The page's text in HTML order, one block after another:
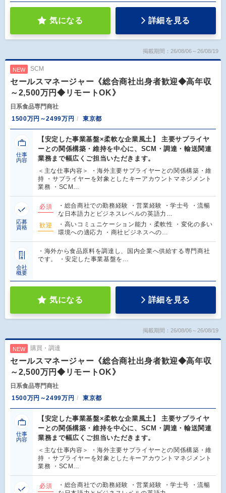
気になる 詳細を見る
掲載期間：26/08/06～26/08/19
NEW SCM
セールスマネージャー《総合商社出身者歓迎◆高年収
～2,500万円◆リモートOK》
日系食品専門商社
1500万円～2499万円
東京都
仕事
内容
【安定した事業基盤×柔軟な企業風土】 主要サプライヤ
ーとの関係構築・維持を中心に、SCM・調達・輸送関連
業務まで幅広くご担当いただきます。
＜主な仕事内容＞ ・海外主要サプライヤーとの関係構築・維
持 ・サプライヤーを対象としたキーアカウントマネジメント
業務 ・SCM…
応募
資格
必須
・総合商社での勤務経験 ・営業経験 ・学士号 ・流暢
な日本語力とビジネスレベルの英語力…
歓迎
・高いコミュニケーション能力・柔軟性 ・変化の多い
環境への適応力 ・商社ビジネスへの…
会社
概要
・海外から食品原料を調達し、国内企業へ供給する専門商社
です。 ・安定した事業基盤を…
気になる 詳細を見る
掲載期間：26/08/06～26/08/19
NEW 購買・調達
セールスマネージャー《総合商社出身者歓迎◆高年収
～2,500万円◆リモートOK》
日系食品専門商社
1500万円～2499万円
東京都
仕事
内容
【安定した事業基盤×柔軟な企業風土】 主要サプライヤ
ーとの関係構築・維持を中心に、SCM・調達・輸送関連
業務まで幅広くご担当いただきます。
＜主な仕事内容＞ ・海外主要サプライヤーとの関係構築・維
持 ・サプライヤーを対象としたキーアカウントマネジメント
業務 ・SCM…
必須
・総合商社での勤務経験 ・営業経験 ・学士号 ・流暢